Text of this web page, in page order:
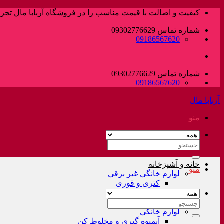
پرش
محتوا
کیفیت و اصالت با قیمت مناسب را در فروشگاه آربابا مال
شماره تماس 09302776629
09186567620
شماره تماس 09302776629
09186567620
آربابا مال
منو
جستجو
خانه و آشپزخانه
لوازم خانگی غیر برقی
کتری و قوری
لوازم خانگی
آبمیوه گیری و مخلوط کن
منو
جستجو
برای: